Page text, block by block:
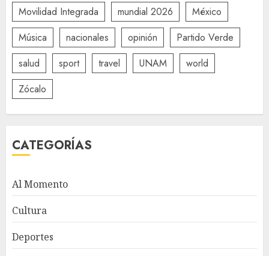
Movilidad Integrada
mundial 2026
México
Música
nacionales opinión
Partido Verde
salud
sport travel UNAM
world
Zócalo
CATEGORÍAS
Al Momento
Cultura
Deportes